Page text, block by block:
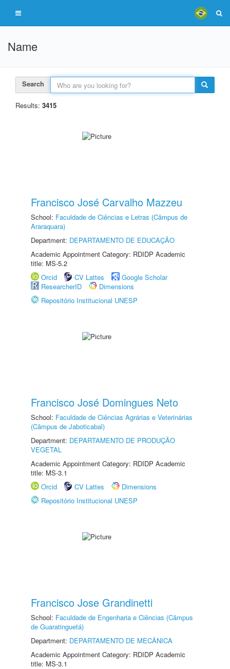
Name
Search
Results: 3415
Francisco José Carvalho Mazzeu
School: Faculdade de Ciências e Letras (Câmpus de
Araraquara)
Department: DEPARTAMENTO DE EDUCAÇÃO
Academic Appointment Category: RDIDP Academic
title: MS-5.2
Orcid
CV Lattes
Google Scholar
ResearcherID
Dimensions
Repositório Institucional UNESP
Francisco José Domingues Neto
School: Faculdade de Ciências Agrárias e Veterinárias
(Câmpus de Jaboticabal)
Department: DEPARTAMENTO DE PRODUÇÃO
VEGETAL
Academic Appointment Category: RDIDP Academic
title: MS-3.1
Orcid
CV Lattes
Dimensions
Repositório Institucional UNESP
Francisco Jose Grandinetti
School: Faculdade de Engenharia e Ciências (Câmpus
de Guaratinguetá)
Department: DEPARTAMENTO DE MECÂNICA
Academic Appointment Category: RDIDP Academic
title: MS-3.1